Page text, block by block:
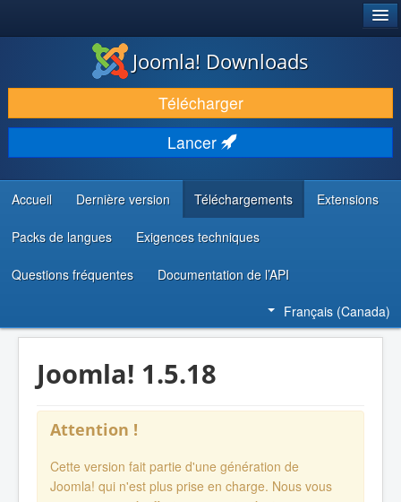
TÉLÉCHARGER & ENRICHIR
DÉCOUVRIR & APPRENDRE
COMMUNAUTÉ & SUPPORT
RESSOURCES DÉVELOPPEURS
Joomla! Downloads
Télécharger
Lancer
Accueil Dernière version Téléchargements Extensions
Packs de langues Exigences techniques
Questions fréquentes Documentation de l’API
Français (Canada)
Joomla! 1.5.18
Attention !
Cette version fait partie d'une génération de
Joomla! qui n'est plus prise en charge. Nous vous